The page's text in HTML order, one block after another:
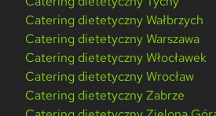
Catering dietetyczny Wałbrzych
Catering dietetyczny Warszawa
Catering dietetyczny Włocławek
Catering dietetyczny Wrocław
Catering dietetyczny Zabrze